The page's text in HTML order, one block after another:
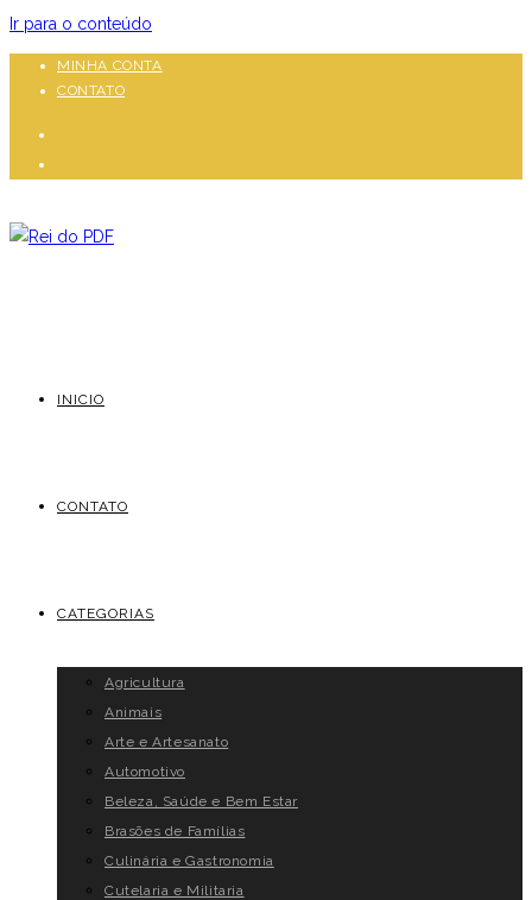
Ir para o conteúdo
MINHA CONTA
CONTATO
INICIO
CONTATO
CATEGORIAS
Agricultura
Animais
Arte e Artesanato
Automotivo
Beleza, Saúde e Bem Estar
Brasões de Famílias
Culinária e Gastronomia
Cutelaria e Militaria